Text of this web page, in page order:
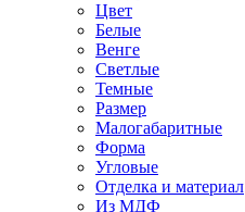
Цвет
Белые
Венге
Светлые
Темные
Размер
Малогабаритные
Форма
Угловые
Отделка и материал
Из МДФ